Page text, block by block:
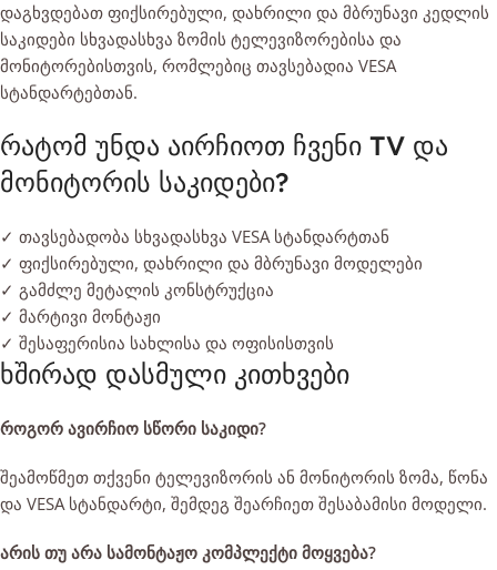
დაგხვდებათ ფიქსირებული, დახრილი და მბრუნავი კედლის
საკიდები სხვადასხვა ზომის ტელევიზორებისა და
მონიტორებისთვის, რომლებიც თავსებადია VESA
სტანდარტებთან.
რატომ უნდა აირჩიოთ ჩვენი TV და
მონიტორის საკიდები?
✓ თავსებადობა სხვადასხვა VESA სტანდარტთან
✓ ფიქსირებული, დახრილი და მბრუნავი მოდელები
✓ გამძლე მეტალის კონსტრუქცია
✓ მარტივი მონტაჟი
✓ შესაფერისია სახლისა და ოფისისთვის
ხშირად დასმული კითხვები
როგორ ავირჩიო სწორი საკიდი?
შეამოწმეთ თქვენი ტელევიზორის ან მონიტორის ზომა, წონა
და VESA სტანდარტი, შემდეგ შეარჩიეთ შესაბამისი მოდელი.
არის თუ არა სამონტაჟო კომპლექტი მოყვება?